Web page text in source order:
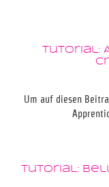
Tutorial:
Um auf diesen
Tutorial: